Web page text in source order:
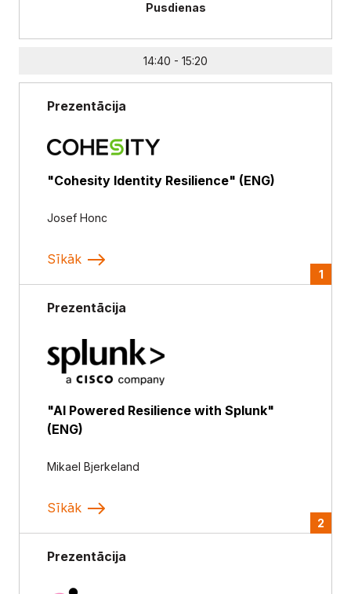
Pusdienas
14:40 - 15:20
Prezentācija
"Cohesity Identity Resilience" (ENG)
Josef Honc
Sīkāk
1
Prezentācija
"AI Powered Resilience with Splunk"
(ENG)
Mikael Bjerkeland
Sīkāk
2
Prezentācija